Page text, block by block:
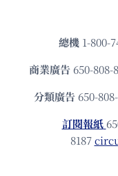
總機 1-800-
商業廣告 650-808-
分類廣告 650-
訂閱報紙
8187